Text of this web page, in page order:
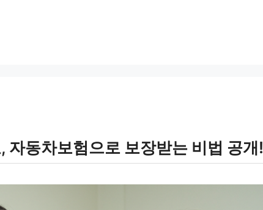
자동차보험으로 보장받는 비법 공개!